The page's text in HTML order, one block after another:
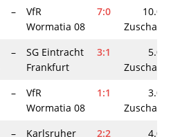
–
VfR
Wormatia 08
7:0
–
SG Eintracht
Frankfurt
3:1
–
VfR
Wormatia 08
1:1
–
Karlsruher
2:2